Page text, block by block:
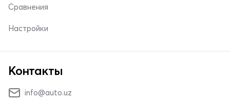
Сравнения
Настройки
Контакты
info@auto.uz